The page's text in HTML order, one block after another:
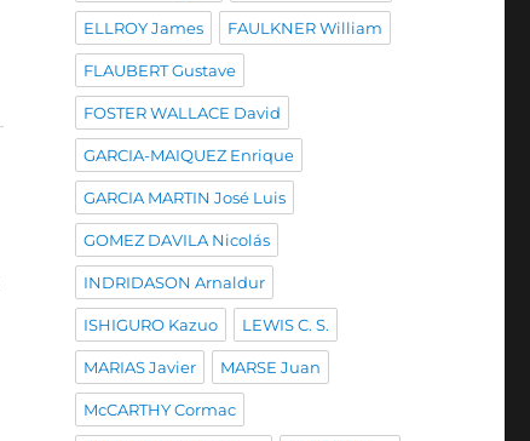
ELLROY James FAULKNER William
FLAUBERT Gustave
FOSTER WALLACE David
GARCIA-MAIQUEZ Enrique
GARCIA MARTIN José Luis
GOMEZ DAVILA Nicolás
INDRIDASON Arnaldur
ISHIGURO Kazuo LEWIS C. S.
MARIAS Javier MARSE Juan
McCARTHY Cormac